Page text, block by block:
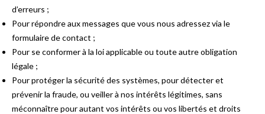
d’erreurs ;
Pour répondre aux messages que vous nous adressez via le
formulaire de contact ;
Pour se conformer à la loi applicable ou toute autre obligation
légale ;
Pour protéger la sécurité des systèmes, pour détecter et
prévenir la fraude, ou veiller à nos intérêts légitimes, sans
méconnaître pour autant vos intérêts ou vos libertés et droits